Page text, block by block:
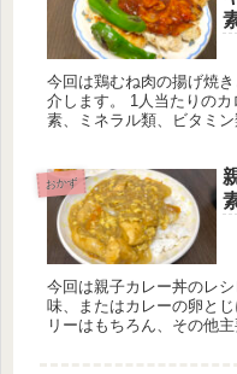
今回は鶏むね肉の揚げ焼
介します。 1人当たりの
素、ミネラル類、ビタミ
おかず
今回は親子カレー丼のレ
味、またはカレーの卵と
リーはもちろん、その他